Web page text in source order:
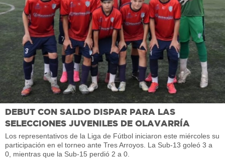
DEBUT CON SALDO DISPAR PARA LAS
SELECCIONES JUVENILES DE OLAVARRÍA
Los representativos de la Liga de Fútbol iniciaron este miércoles su
participación en el torneo ante Tres Arroyos. La Sub-13 goleó 3 a
0, mientras que la Sub-15 perdió 2 a 0.